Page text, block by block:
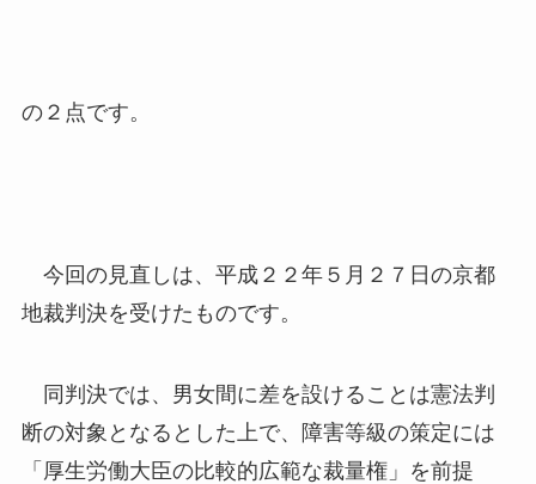
の２点です。
今回の見直しは、平成２２年５月２７日の京都
地裁判決を受けたものです。
同判決では、男女間に差を設けることは憲法判
断の対象となるとした上で、障害等級の策定には
「厚生労働大臣の比較的広範な裁量権」を前提